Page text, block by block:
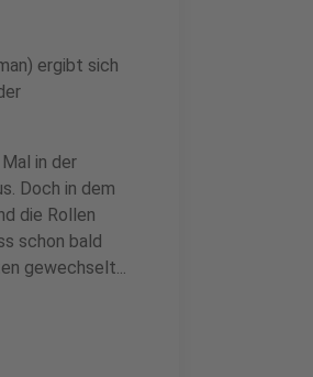
ergibt sich
in der
Doch in dem
die Rollen
schon bald
gewechselt...